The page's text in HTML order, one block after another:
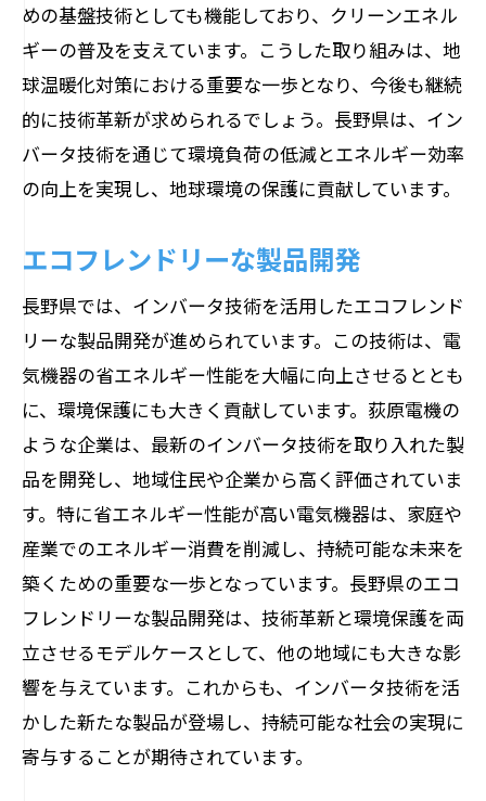
めの基盤技術としても機能しており、クリーンエネル
ギーの普及を支えています。こうした取り組みは、地
球温暖化対策における重要な一歩となり、今後も継続
的に技術革新が求められるでしょう。長野県は、イン
バータ技術を通じて環境負荷の低減とエネルギー効率
の向上を実現し、地球環境の保護に貢献しています。
エコフレンドリーな製品開発
長野県では、インバータ技術を活用したエコフレンド
リーな製品開発が進められています。この技術は、電
気機器の省エネルギー性能を大幅に向上させるととも
に、環境保護にも大きく貢献しています。荻原電機の
ような企業は、最新のインバータ技術を取り入れた製
品を開発し、地域住民や企業から高く評価されていま
す。特に省エネルギー性能が高い電気機器は、家庭や
産業でのエネルギー消費を削減し、持続可能な未来を
築くための重要な一歩となっています。長野県のエコ
フレンドリーな製品開発は、技術革新と環境保護を両
立させるモデルケースとして、他の地域にも大きな影
響を与えています。これからも、インバータ技術を活
かした新たな製品が登場し、持続可能な社会の実現に
寄与することが期待されています。